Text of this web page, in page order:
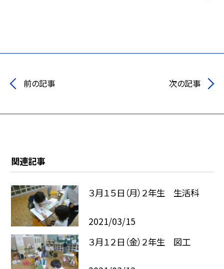
前の記事 次の記事
関連記事
３月１５日（月）２年生 生活科
2021/03/15
３月１２日（金）２年生 図工